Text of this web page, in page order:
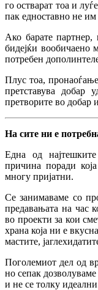
го остварат тоа и
пак едноставно не
Ако барате партнер,
бидејќи
потребен
Плус тоа,
претставува добар
претворите во добар
На сите ни е
Една од
причина поради
многу пријатни.
Се занимаваме со
предавањата на час
во проекти за кои
храна која ни е
мастите,
Поголемиот дел од
но сепак
и не се толку